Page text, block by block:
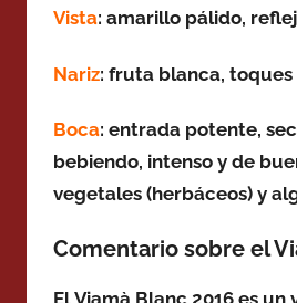
Vista: amarillo pálido,
Nariz: fruta blanca,
Boca: entrada potente,
bebiendo, intenso y de
vegetales (herbáceos) y
Comentario sobre el
El Viamà Blanc 2016 es